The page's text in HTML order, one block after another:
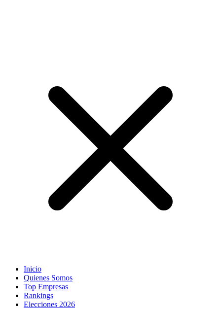
Inicio
Quienes Somos
Top Empresas
Rankings
Elecciones 2026